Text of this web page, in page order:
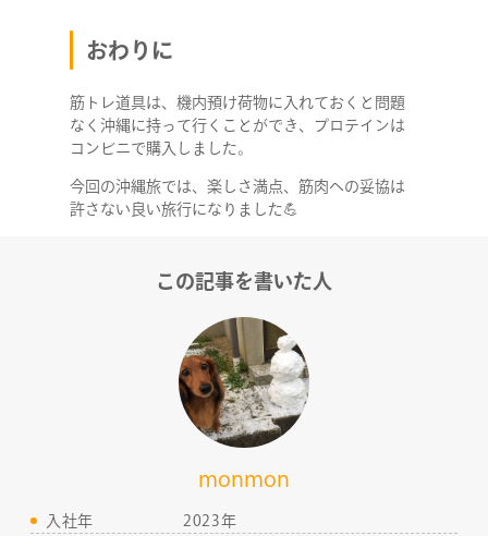
COMPANY
SERVICE
STAFF BLOG
CONTACT
おわりに
筋トレ道具は、機内預け荷物に入れておくと問題
なく沖縄に持って行くことができ、プロテインは
コンビニで購入しました。
今回の沖縄旅では、楽しさ満点、筋肉への妥協は
許さない良い旅行になりました💪
この記事を書いた人
monmon
入社年
2023年